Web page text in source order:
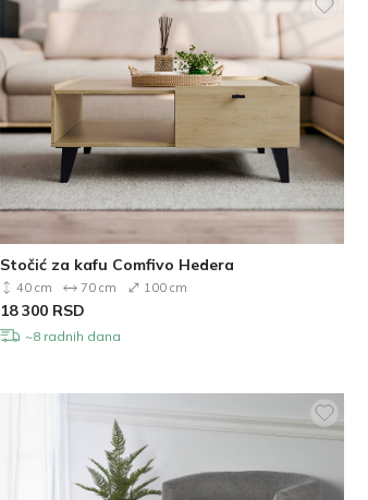
Stočić za kafu Comfivo Hedera
40 cm 70 cm 100 cm
18 300 RSD
~8 radnih dana